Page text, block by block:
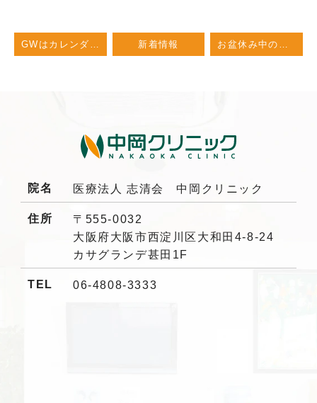
GWはカレンダー通り診療します 新着情報 お盆休み中の休診期間について
院名 医療法人 志清会 中岡クリニック
住所
〒555-0032
大阪府大阪市西淀川区大和田 4-8-24
カサグランデ甚田1F
TEL 06-4808-3333